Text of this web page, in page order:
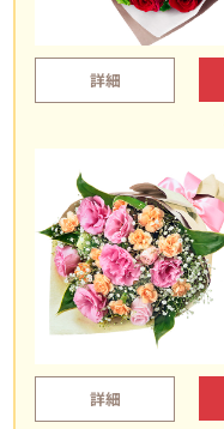
詳細
詳細